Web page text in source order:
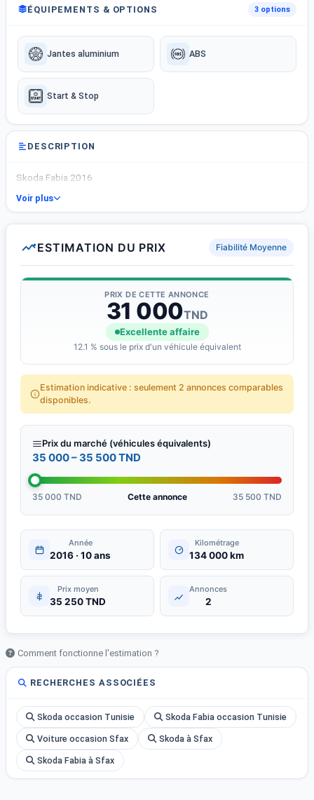
ÉQUIPEMENTS & OPTIONS 3 options
Jantes aluminium ABS
Start & Stop
DESCRIPTION
Skoda Fabia 2016
Voir plus
ESTIMATION DU PRIX Fiabilité Moyenne
PRIX DE CETTE ANNONCE
31 000TND
Excellente affaire
12.1 % sous le prix d'un véhicule équivalent
Estimation indicative : seulement 2 annonces comparables
disponibles.
Prix du marché (véhicules équivalents)
35 000 – 35 500 TND
35 000 TND Cette annonce 35 500 TND
Année
2016 · 10 ans
Kilométrage
134 000 km
Prix moyen
35 250 TND
Annonces
2
Comment fonctionne l'estimation ?
RECHERCHES ASSOCIÉES
Skoda occasion Tunisie Skoda Fabia occasion Tunisie
Voiture occasion Sfax Skoda à Sfax
Skoda Fabia à Sfax